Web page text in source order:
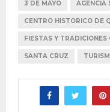
3 DE MAYO AGENCIA
CENTRO HISTORICO DE
FIESTAS Y TRADICIONES
SANTA CRUZ